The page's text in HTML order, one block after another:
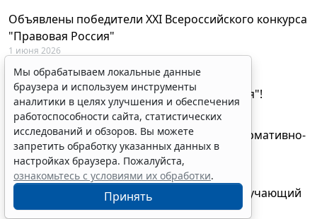
Объявлены победители XXI Всероссийского конкурса
"Правовая Россия"
1 июня 2026
29 мая будут объявлены лауреаты XXI
Всероссийского конкурса "Правовая Россия"!
27 мая 2026
AI-ассистент Искра теперь анализирует нормативно-
техническую документацию
28 апреля 2026
"ГАРАНТ Электронный экспресс" провел обучающий
вебинар по работе с AI-ассистентом Искра
Мы обрабатываем локальные данные
браузера и используем инструменты
аналитики в целях улучшения и обеспечения
работоспособности сайта, статистических
исследований и обзоров. Вы можете
запретить обработку указанных данных в
настройках браузера. Пожалуйста,
ознакомьтесь с условиями их обработки.
Принять